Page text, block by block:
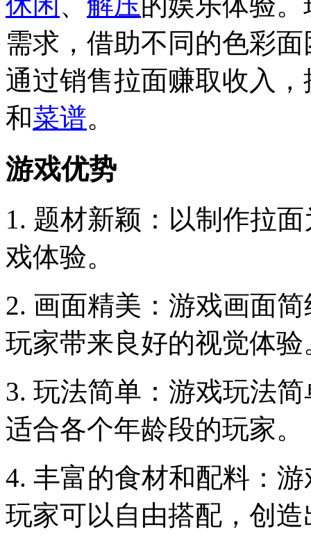
需求，借助不同的色彩
通过销售拉面赚取收入
和菜谱。
游戏优势
1. 题材新颖：以制作拉
戏体验。
2. 画面精美：游戏画面
玩家带来良好的视觉体验
3. 玩法简单：游戏玩法
适合各个年龄段的玩家。
4. 丰富的食材和配料：
玩家可以自由搭配，创